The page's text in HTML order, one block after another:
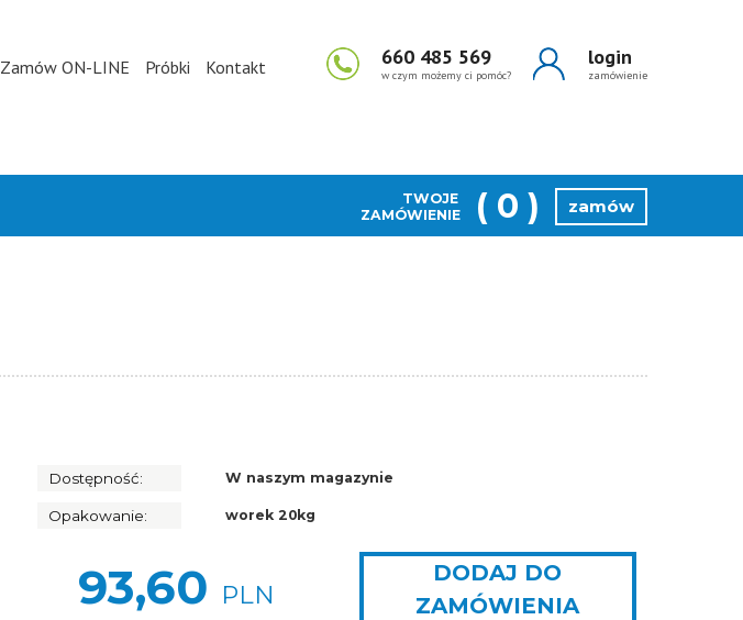
login
zamówienie
660 485 569
w czym możemy ci pomóc?
Zamów ON-LINE Próbki Kontakt
TWOJE
ZAMÓWIENIE
( 0 ) zamów
Dostępność: W naszym magazynie
Opakowanie: worek 20kg
93,60 PLN
DODAJ DO
ZAMÓWIENIA